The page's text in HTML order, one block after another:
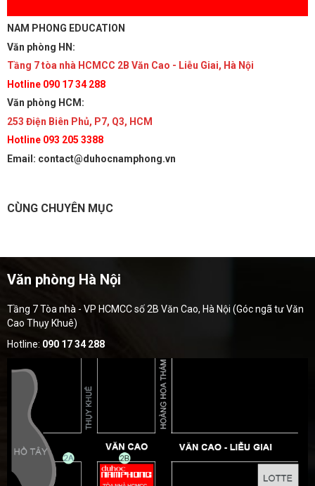
NAM PHONG EDUCATION
Văn phòng HN:
Tầng 7 tòa nhà HCMCC 2B Văn Cao - Liễu Giai, Hà Nội
Hotline 090 17 34 288
Văn phòng HCM:
253 Điện Biên Phủ, P7, Q3, HCM
Hotline 093 205 3388
Email: contact@duhocnamphong.vn
CÙNG CHUYÊN MỤC
Văn phòng Hà Nội
Tầng 7 Tòa nhà - VP HCMCC số 2B Văn Cao, Hà Nội (Góc ngã tư Văn
Cao Thụy Khuê)
Hotline: 090 17 34 288